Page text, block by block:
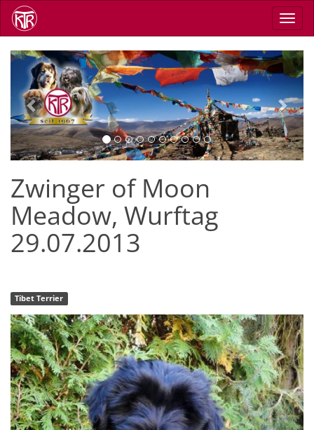
Direkt
zum
Inhalt
Previous Next
Zwinger of Moon
Meadow, Wurftag
29.07.2013
Tibet Terrier